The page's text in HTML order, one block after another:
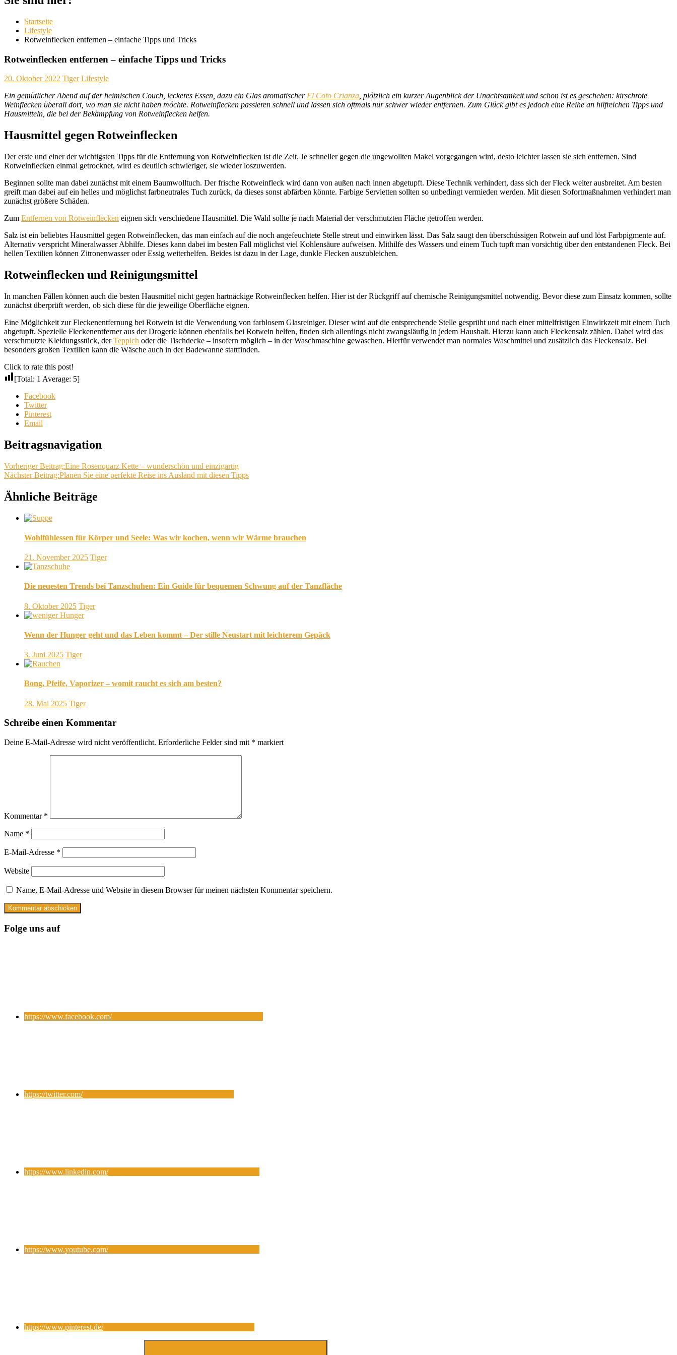
Startseite
Lifestyle
Rotweinflecken entfernen – einfache Tipps und Tricks
Rotweinflecken entfernen – einfache Tipps und Tricks
20. Oktober 2022 Tiger Lifestyle
Ein gemütlicher Abend auf der heimischen Couch, leckeres Essen, dazu ein Glas aromatischer El Coto Crianza , plötzlich ein kurzer Augenblick der Unachtsamkeit und schon ist es geschehen: kirschrote
Weinflecken überall dort, wo man sie nicht haben möchte. Rotweinflecken passieren schnell und lassen sich oftmals nur schwer wieder entfernen. Zum Glück gibt es jedoch eine Reihe an hilfreichen Tipps und
Hausmitteln, die bei der Bekämpfung von Rotweinflecken helfen.
Hausmittel gegen Rotweinflecken
Der erste und einer der wichtigsten Tipps für die Entfernung von Rotweinflecken ist die Zeit. Je schneller gegen die ungewollten Makel vorgegangen wird, desto leichter lassen sie sich entfernen. Sind
Rotweinflecken einmal getrocknet, wird es deutlich schwieriger, sie wieder loszuwerden.
Beginnen sollte man dabei zunächst mit einem Baumwolltuch. Der frische Rotweinfleck wird dann von außen nach innen abgetupft. Diese Technik verhindert, dass sich der Fleck weiter ausbreitet. Am besten
greift man dabei auf ein helles und möglichst farbneutrales Tuch zurück, da dieses sonst abfärben könnte. Farbige Servietten sollten so unbedingt vermieden werden. Mit diesen Sofortmaßnahmen verhindert man
zunächst größere Schäden.
Zum Entfernen von Rotweinflecken eignen sich verschiedene Hausmittel. Die Wahl sollte je nach Material der verschmutzten Fläche getroffen werden.
Salz ist ein beliebtes Hausmittel gegen Rotweinflecken, das man einfach auf die noch angefeuchtete Stelle streut und einwirken lässt. Das Salz saugt den überschüssigen Rotwein auf und löst Farbpigmente auf.
Alternativ verspricht Mineralwasser Abhilfe. Dieses kann dabei im besten Fall möglichst viel Kohlensäure aufweisen. Mithilfe des Wassers und einem Tuch tupft man vorsichtig über den entstandenen Fleck. Bei
hellen Textilien können Zitronenwasser oder Essig weiterhelfen. Beides ist dazu in der Lage, dunkle Flecken auszubleichen.
Rotweinflecken und Reinigungsmittel
In manchen Fällen können auch die besten Hausmittel nicht gegen hartnäckige Rotweinflecken helfen. Hier ist der Rückgriff auf chemische Reinigungsmittel notwendig. Bevor diese zum Einsatz kommen, sollte
zunächst überprüft werden, ob sich diese für die jeweilige Oberfläche eignen.
Eine Möglichkeit zur Fleckenentfernung bei Rotwein ist die Verwendung von farblosem Glasreiniger. Dieser wird auf die entsprechende Stelle gesprüht und nach einer mittelfristigen Einwirkzeit mit einem Tuch
abgetupft. Spezielle Fleckenentferner aus der Drogerie können ebenfalls bei Rotwein helfen, finden sich allerdings nicht zwangsläufig in jedem Haushalt. Hierzu kann auch Fleckensalz zählen. Dabei wird das
verschmutzte Kleidungsstück, derTeppich oder die Tischdecke – insofern möglich – in der Waschmaschine gewaschen. Hierfür verwendet man normales Waschmittel und zusätzlich das Fleckensalz. Bei
besonders großen Textilien kann die Wäsche auch in der Badewanne stattfinden.
Click to rate this post!
[Total: 1 Average: 5]
Facebook
Twitter
Pinterest
Email
Beitragsnavigation
Vorheriger Beitrag:Eine Rosenquarz Kette – wunderschön und einzigartig
Nächster Beitrag:Planen Sie eine perfekte Reise ins Ausland mit diesen Tipps
Ähnliche Beiträge
Wohlfühlessen für Körper und Seele: Was wir kochen, wenn wir Wärme brauchen
21. November 2025 Tiger
Die neuesten Trends bei Tanzschuhen: Ein Guide für bequemen Schwung auf der Tanzfläche
8. Oktober 2025 Tiger
Wenn der Hunger geht und das Leben kommt – Der stille Neustart mit leichterem Gepäck
3. Juni 2025 Tiger
Bong, Pfeife, Vaporizer – womit raucht es sich am besten?
28. Mai 2025 Tiger
Schreibe einen Kommentar
Deine E-Mail-Adresse wird nicht veröffentlicht. Erforderliche Felder sind mit * markiert
Kommentar *
Name *
E-Mail-Adresse *
Website
Name, E-Mail-Adresse und Website in diesem Browser für meinen nächsten Kommentar speichern.
Folge uns auf
https://www.facebook.com/
https://twitter.com/
https://www.linkedin.com/
https://www.youtube.com/
https://www.pinterest.de/